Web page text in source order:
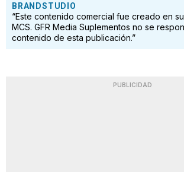
BRANDSTUDIO
“Este contenido comercial fue creado en
MCS. GFR Media Suplementos no se
contenido de esta publicación.”
PUBLICIDAD